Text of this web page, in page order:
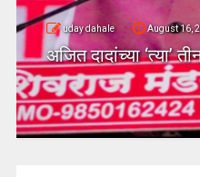
uday dahale August 16,
अजित दादांच्या ‘त्या’